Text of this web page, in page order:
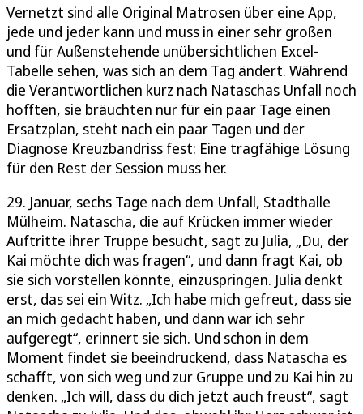
Vernetzt sind alle Original Matrosen über eine App,
jede und jeder kann und muss in einer sehr großen
und für Außenstehende unübersichtlichen Excel-
Tabelle sehen, was sich an dem Tag ändert. Während
die Verantwortlichen kurz nach Nataschas Unfall noch
hofften, sie bräuchten nur für ein paar Tage einen
Ersatzplan, steht nach ein paar Tagen und der
Diagnose Kreuzbandriss fest: Eine tragfähige Lösung
für den Rest der Session muss her.
29. Januar, sechs Tage nach dem Unfall, Stadthalle
Mülheim. Natascha, die auf Krücken immer wieder
Auftritte ihrer Truppe besucht, sagt zu Julia, „Du, der
Kai möchte dich was fragen“, und dann fragt Kai, ob
sie sich vorstellen könnte, einzuspringen. Julia denkt
erst, das sei ein Witz. „Ich habe mich gefreut, dass sie
an mich gedacht haben, und dann war ich sehr
aufgeregt“, erinnert sie sich. Und schon in dem
Moment findet sie beeindruckend, dass Natascha es
schafft, von sich weg und zur Gruppe und zu Kai hin zu
denken. „Ich will, dass du dich jetzt auch freust“, sagt